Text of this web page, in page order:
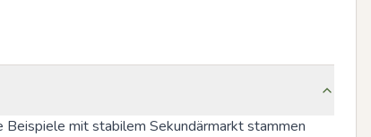
Beispiele mit stabilem Sekundärmarkt stammen